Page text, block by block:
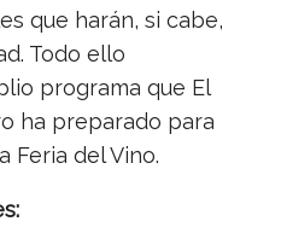
que harán, si cabe,
Todo ello
programa que El
ha preparado para
Feria del Vino.